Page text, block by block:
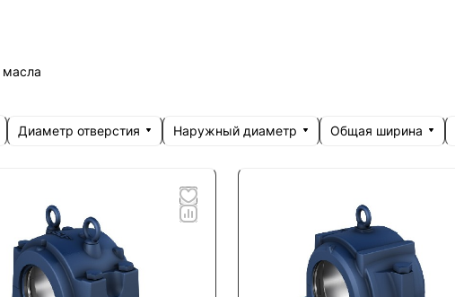
масла
Диаметр отверстия Наружный диаметр Общая ширина